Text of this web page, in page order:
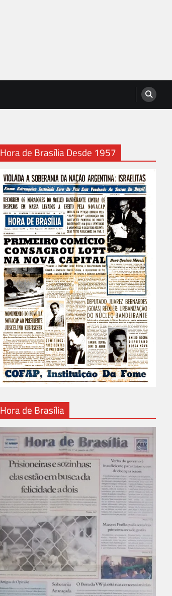
Hora de Brasília Desde 1957
Hora de Brasília